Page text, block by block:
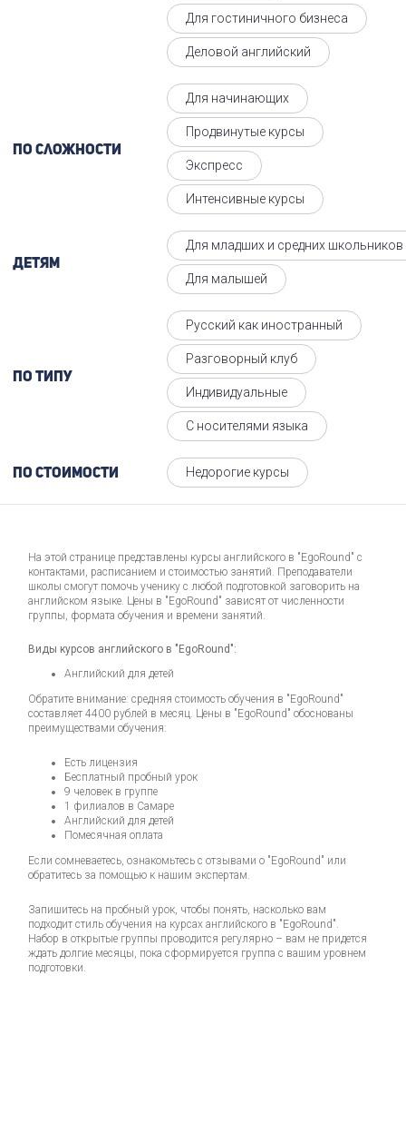
На этой странице представлены курсы английского в "EgoRound" с
контактами, расписанием и стоимостью занятий. Преподаватели
школы смогут помочь ученику с любой подготовкой заговорить на
английском языке. Цены в "EgoRound" зависят от численности
группы, формата обучения и времени занятий.
Виды курсов английского в "EgoRound":
Английский для детей
Обратите внимание: средняя стоимость обучения в "EgoRound"
составляет 4400 рублей в месяц. Цены в "EgoRound" обоснованы
преимуществами обучения:
Есть лицензия
Бесплатный пробный урок
9 человек в группе
1 филиалов в Самаре
Английский для детей
Помесячная оплата
Если сомневаетесь, ознакомьтесь с отзывами о "EgoRound" или
обратитесь за помощью к нашим экспертам.
Запишитесь на пробный урок, чтобы понять, насколько вам
подходит стиль обучения на курсах английского в "EgoRound".
Набор в открытые группы проводится регулярно – вам не придется
ждать долгие месяцы, пока сформируется группа с вашим уровнем
подготовки.
Для гостиничного бизнеса
Деловой английский
По сложности
Для начинающих
Продвинутые курсы
Экспресс
Интенсивные курсы
Детям
Для младших и средних школьников
Для малышей
По типу
Русский как иностранный
Разговорный клуб
Индивидуальные
С носителями языка
По стоимости Недорогие курсы